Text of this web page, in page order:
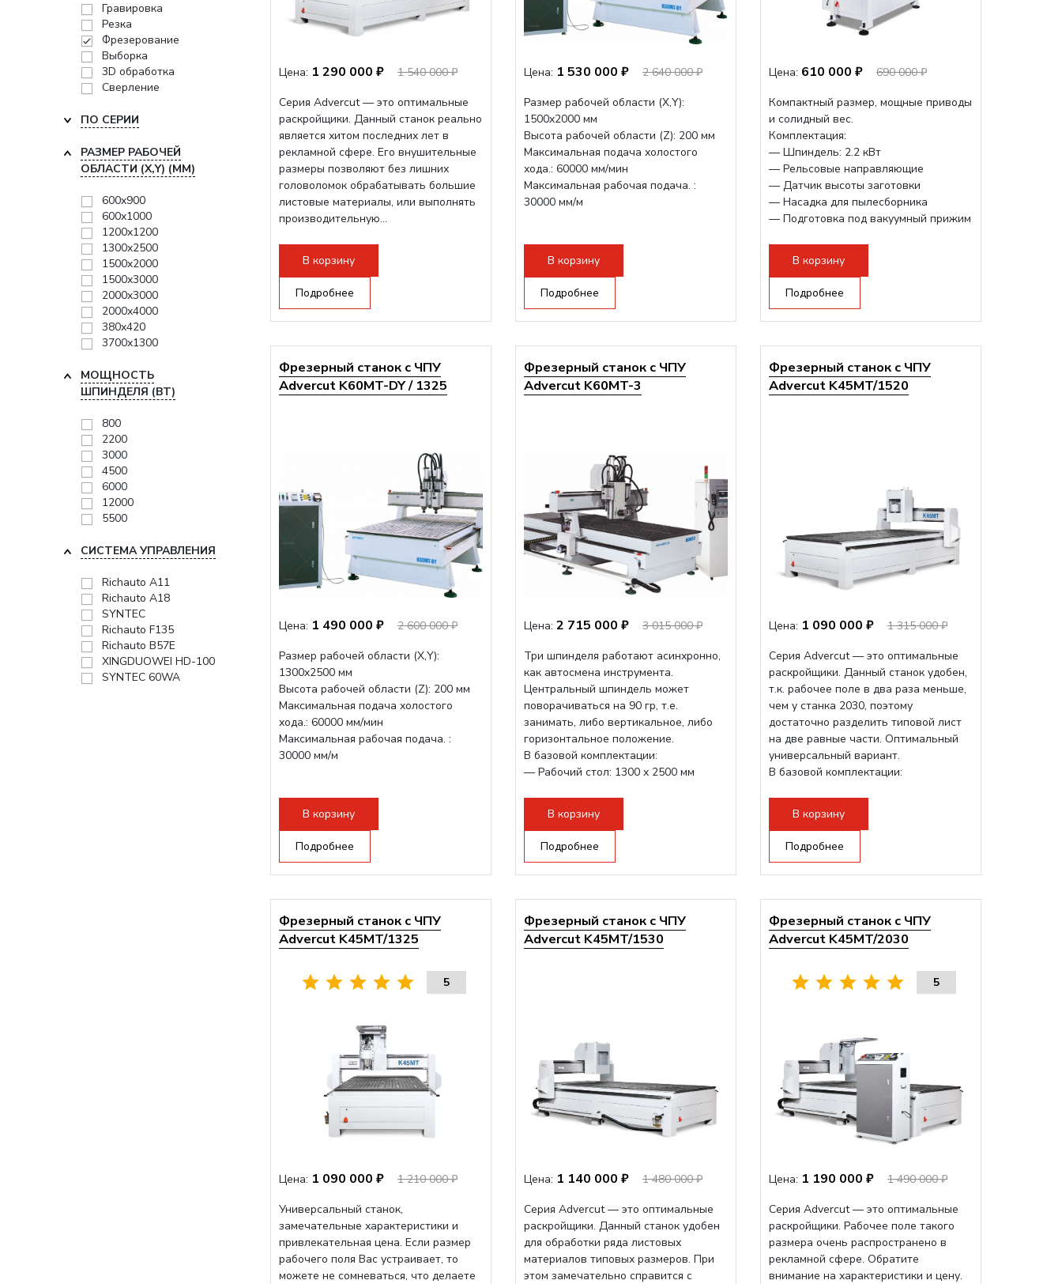
Цена: 1 290 000 ₽
1 540 000 ₽
Серия Advercut — это оптимальные
раскройщики. Данный станок реально
является хитом последних лет в
рекламной сфере. Его внушительные
размеры позволяют без лишних
головоломок обрабатывать большие
листовые материалы, или выполнять
производительную...
В корзину
Подробнее
Цена: 1 530 000 ₽
2 640 000 ₽
Размер рабочей области (Х,Y):
1500x2000 мм
Высота рабочей области (Z): 200 мм
Максимальная подача холостого
хода.: 60000 мм/мин
Максимальная рабочая подача. :
30000 мм/м
В корзину
Подробнее
Цена: 610 000 ₽
690 000 ₽
Компактный размер, мощные приводы
и солидный вес.
Комплектация:
— Шпиндель: 2.2 кВт
— Рельсовые направляющие
— Датчик высоты заготовки
— Насадка для пылесборника
— Подготовка под вакуумный прижим
В корзину
Подробнее
Фрезерный станок с ЧПУ
Advercut K60MT-DY / 1325
Цена: 1 490 000 ₽
2 600 000 ₽
Размер рабочей области (Х,Y):
1300x2500 мм
Высота рабочей области (Z): 200 мм
Максимальная подача холостого
хода.: 60000 мм/мин
Максимальная рабочая подача. :
30000 мм/м
В корзину
Подробнее
Фрезерный станок с ЧПУ
Advercut K60MT-3
Цена: 2 715 000 ₽
3 015 000 ₽
Три шпинделя работают асинхронно,
как автосмена инструмента.
Центральный шпиндель может
поворачиваться на 90 гр, т.е.
занимать, либо вертикальное, либо
горизонтальное положение.
В базовой комплектации:
— Рабочий стол: 1300 x 2500 мм
В корзину
Подробнее
Фрезерный станок с ЧПУ
Advercut K45MT/1520
Цена: 1 090 000 ₽
1 315 000 ₽
Серия Advercut — это оптимальные
раскройщики. Данный станок удобен,
т.к. рабочее поле в два раза меньше,
чем у станка 2030, поэтому
достаточно разделить типовой лист
на две равные части. Оптимальный
универсальный вариант.
В базовой комплектации:
В корзину
Подробнее
Фрезерный станок с ЧПУ
Advercut K45MT/1325
5
Цена: 1 090 000 ₽
1 210 000 ₽
Универсальный станок,
замечательные характеристики и
привлекательная цена. Если размер
рабочего поля Вас устраивает, то
можете не сомневаться, что делаете
Фрезерный станок с ЧПУ
Advercut K45MT/1530
Цена: 1 140 000 ₽
1 480 000 ₽
Серия Advercut — это оптимальные
раскройщики. Данный станок удобен
для обработки ряда листовых
материалов типовых размеров. При
этом замечательно справится с
Фрезерный станок с ЧПУ
Advercut K45MT/2030
5
Цена: 1 190 000 ₽
1 490 000 ₽
Серия Advercut — это оптимальные
раскройщики. Рабочее поле такого
размера очень распространено в
рекламной сфере. Обратите
внимание на характеристики и цену.
Гравировка
Резка
Фрезерование
Выборка
3D обработка
Сверление
ПО СЕРИИ
РАЗМЕР РАБОЧЕЙ
ОБЛАСТИ (Х,Y) (ММ)
600x900
600x1000
1200x1200
1300x2500
1500x2000
1500x3000
2000x3000
2000x4000
380x420
3700х1300
МОЩНОСТЬ
ШПИНДЕЛЯ (ВТ)
800
2200
3000
4500
6000
12000
5500
СИСТЕМА УПРАВЛЕНИЯ
Richauto A11
Richauto A18
SYNTEC
Richauto F135
Richauto B57E
XINGDUOWEI HD-100
SYNTEC 60WA